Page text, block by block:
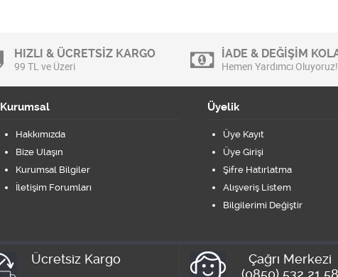
HIZLI & ÜCRETSİZ KARGO
99 TL ve Üzeri
İADE & DEĞİŞİM
Hemen Yardımcı Oluyoruz!
Kurumsal
Hakkımızda
Bize Ulaşın
Kurumsal Bilgiler
İletişim Forumları
Üyelik
Üye Kayıt
Üye Girişi
Şifre Hatırlatma
Alışveriş Listem
Bilgilerimi Değiştir
Ücretsiz Kargo
Çağrı Merkezi
(0850) 532 21 58